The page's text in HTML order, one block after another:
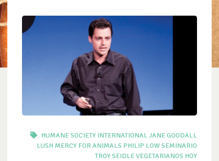
HUMANE SOCIETY INTERNATIONAL JANE GOODALL
LUSH MERCY FOR ANIMALS PHILIP LOWSEMINARIO
TROY SEIDLEVEGETARIANOS HOY